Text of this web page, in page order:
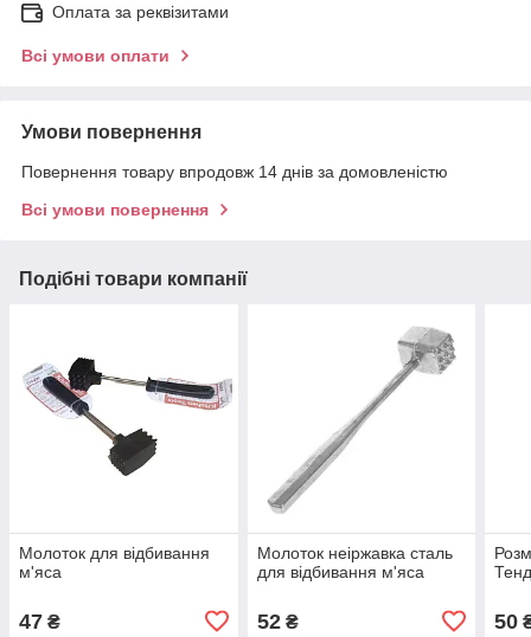
Оплата за реквізитами
Всі умови оплати
Умови повернення
Повернення товару впродовж 14 днів за домовленістю
Всі умови повернення
Подібні товари компанії
Молоток для відбивання
м'яса
47 ₴
Молоток неіржавка сталь
для відбивання м'яса
52₴ 50